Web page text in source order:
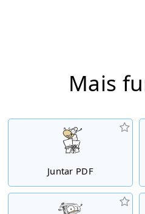
Mais
Juntar PDF